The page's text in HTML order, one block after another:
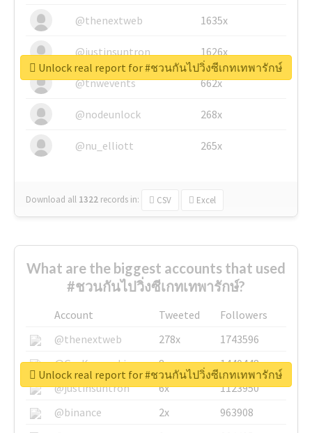
@thenextweb
1635x
@justinsuntron 1626x
@tnwevents 662x
@nodeunlock 268x
@nu_elliott 265x
Download all 1322 records in: CSV Excel
Unlock real report for #ชวนกันไปวิ่งซีเกทเทพารักษ์
What are the biggest accounts that used
#ชวนกันไปวิ่งซีเกทเทพารักษ์?
Account Tweeted
Followers
@thenextweb
278x
1743596
@GuyKawasaki
8x
1440448
@justinsuntron
6x
1123950
@binance
2x
963908
Unlock real report for #ชวนกันไปวิ่งซีเกทเทพารักษ์